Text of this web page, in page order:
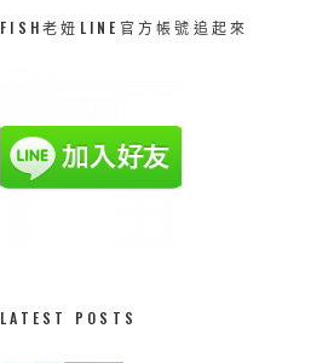
FISH老妞LINE官方帳號追起來
LATEST POSTS